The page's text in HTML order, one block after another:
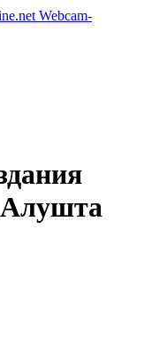
Webcam-
Алушта